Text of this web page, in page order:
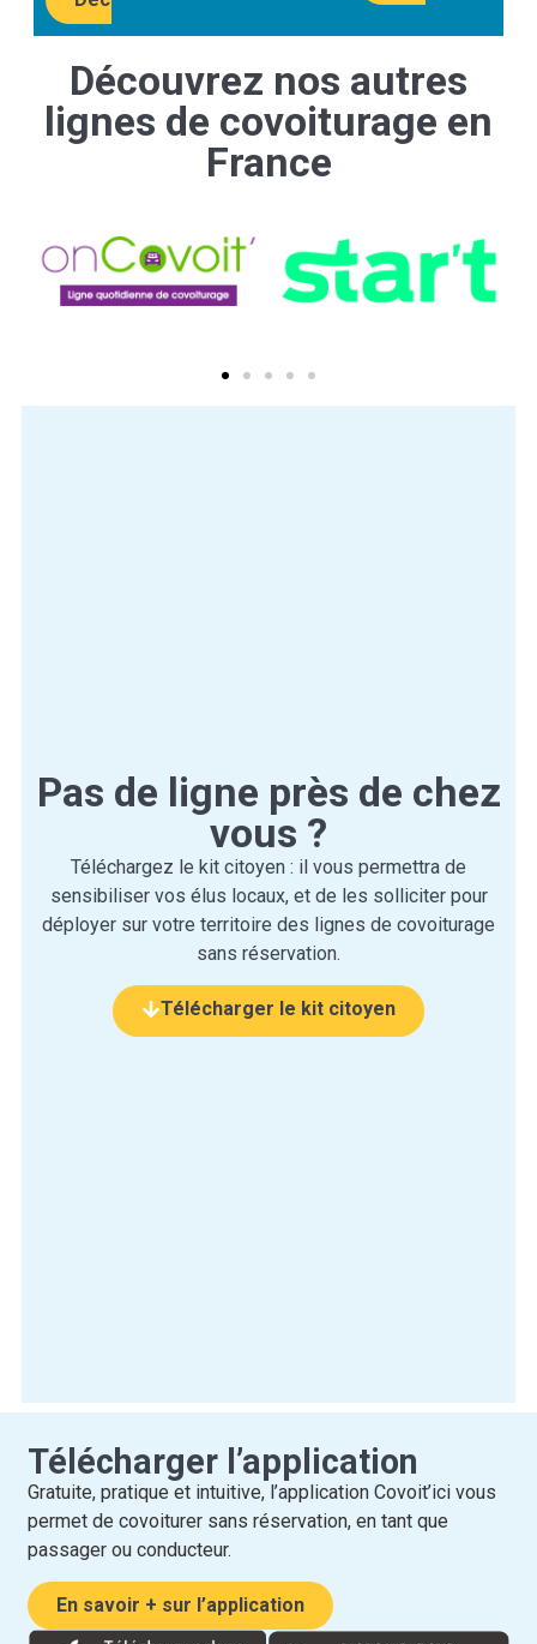
Découvrez nos autres
lignes de covoiturage en
France
Pas de ligne près de chez
vous ?
Téléchargez le kit citoyen : il vous permettra de
sensibiliser vos élus locaux, et de les solliciter pour
déployer sur votre territoire des lignes de covoiturage
sans réservation.
Télécharger le kit citoyen
Télécharger l’application
Gratuite, pratique et intuitive, l’application Covoit’ici vous
permet de covoiturer sans réservation, en tant que
passager ou conducteur.
En savoir + sur l’application